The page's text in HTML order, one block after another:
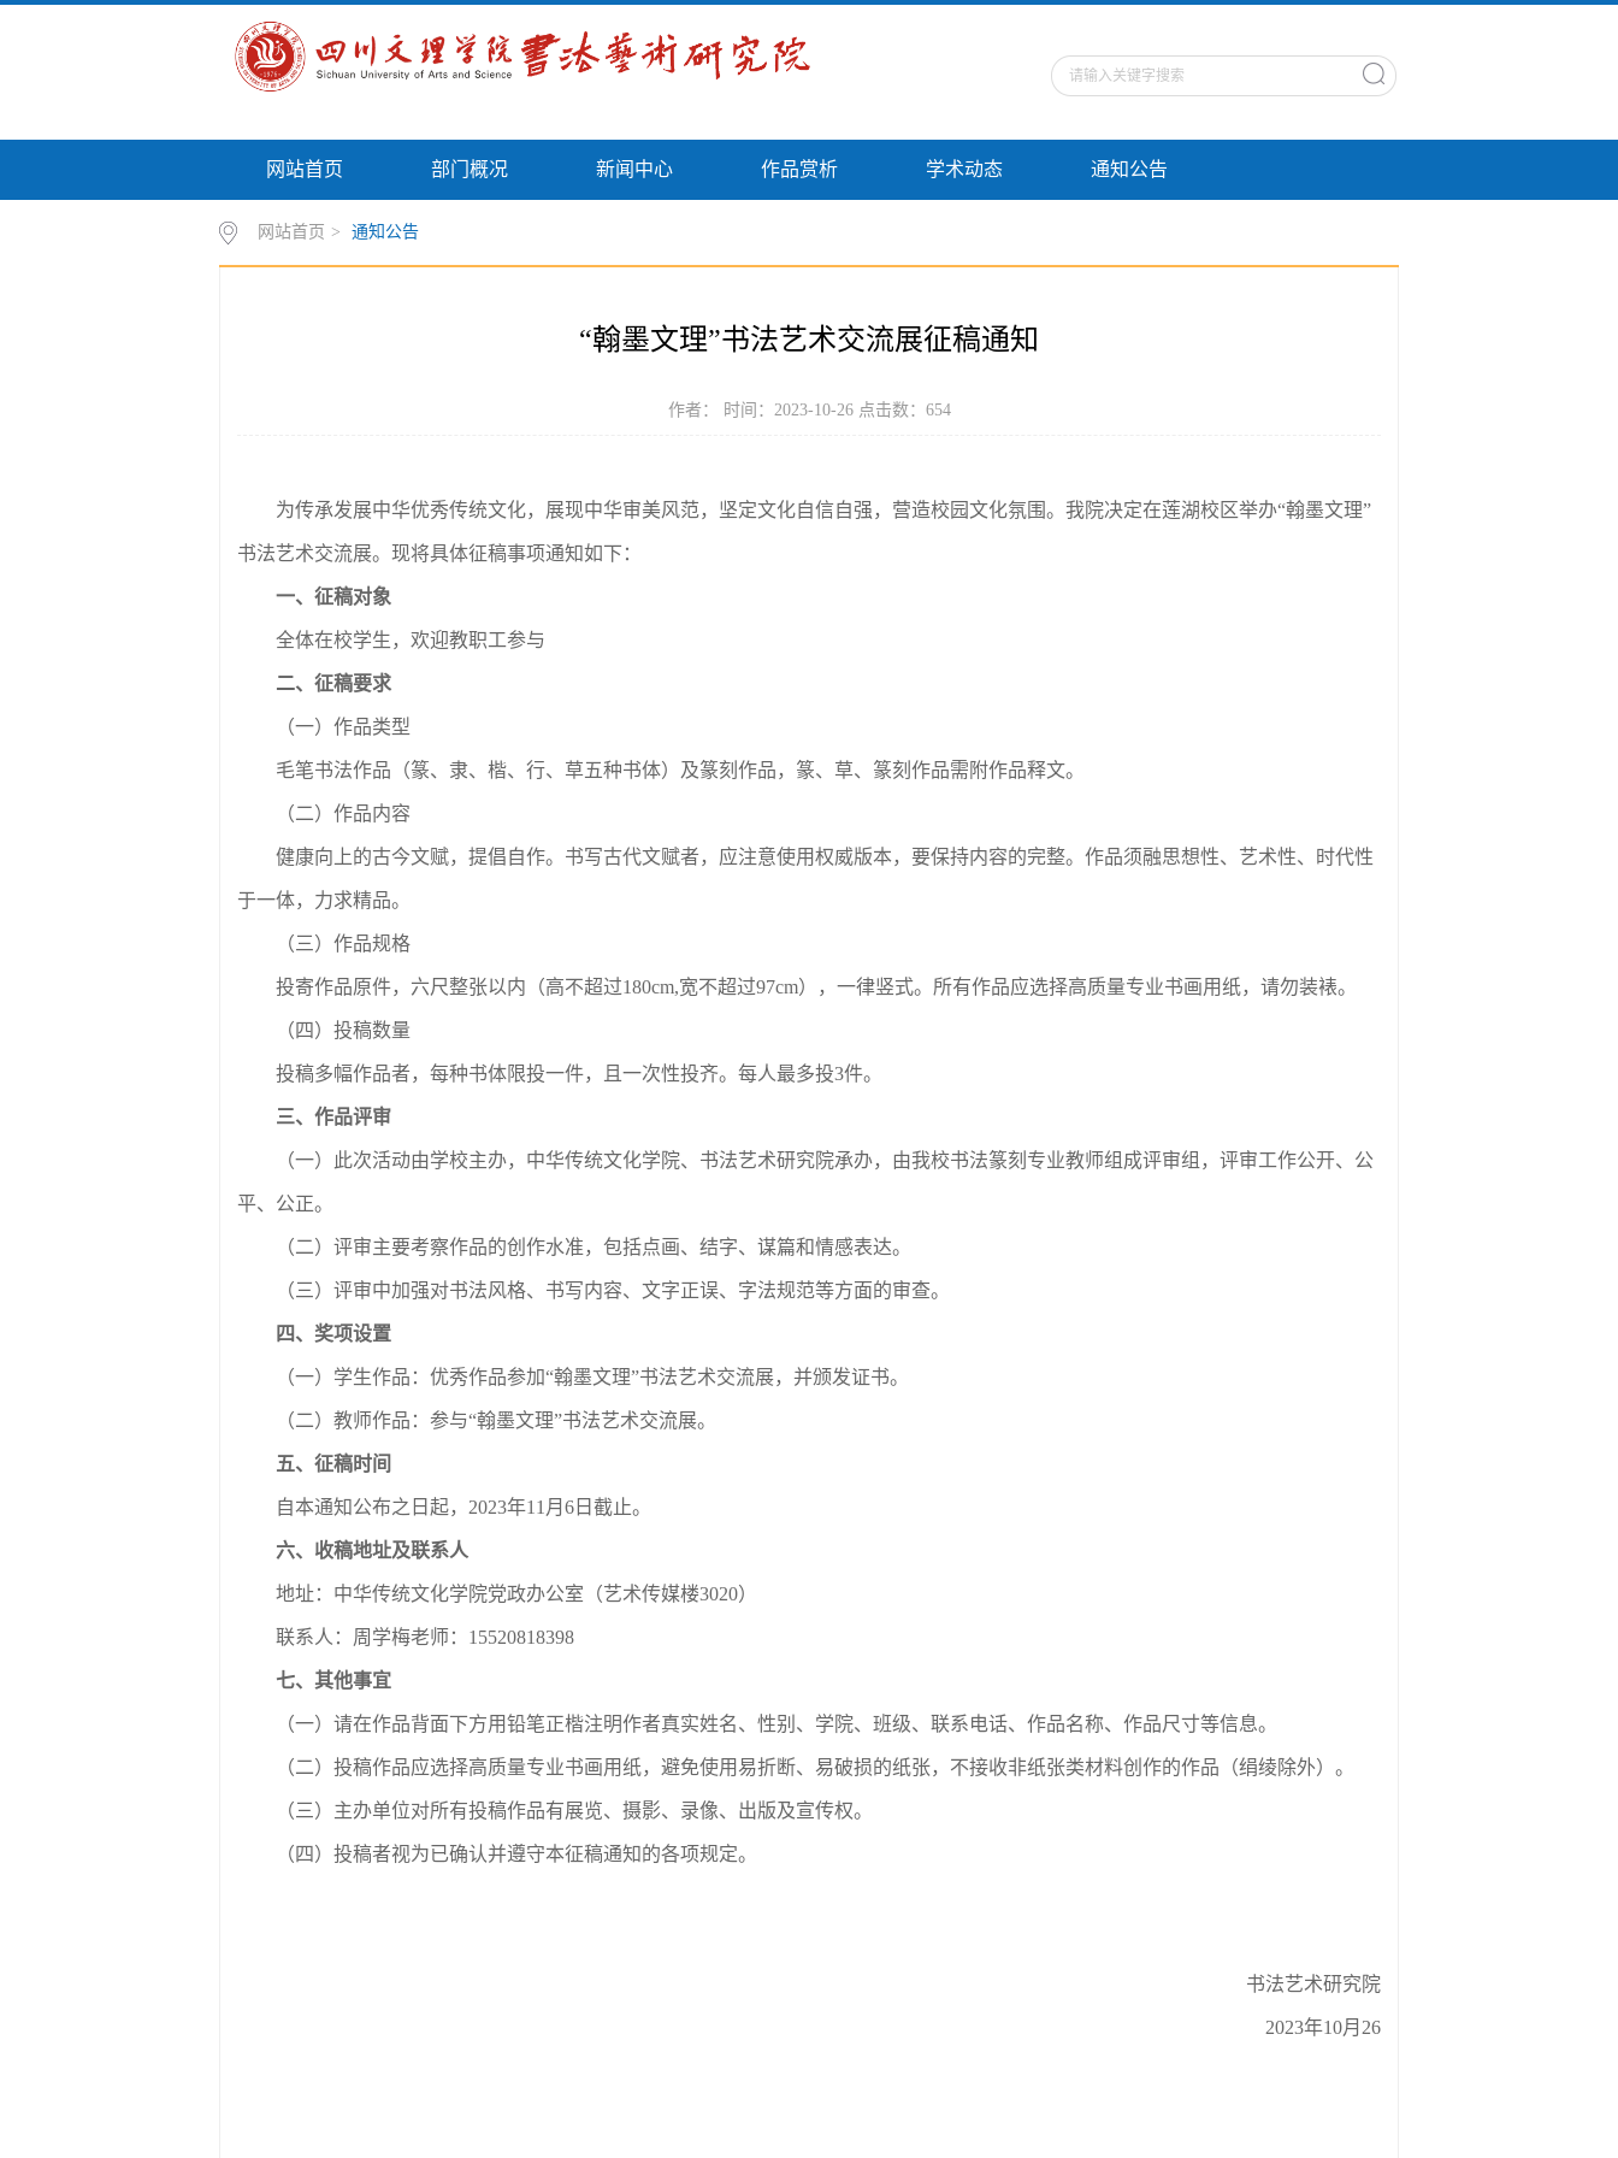
网站首页 部门概况 新闻中心 作品赏析 学术动态 通知公告
网站首页 > 通知公告
“翰墨文理”书法艺术交流展征稿通知
作者： 时间：2023-10-26 点击数： 654
为传承发展中华优秀传统文化，展现中华审美风范，坚定文化自信自强，营造校园文化氛围。我院决定在莲湖校区举办“翰墨文理”
书法艺术交流展。现将具体征稿事项通知如下：
一、征稿对象
全体在校学生，欢迎教职工参与
二、征稿要求
（一）作品类型
毛笔书法作品（篆、隶、楷、行、草五种书体）及篆刻作品，篆、草、篆刻作品需附作品释文。
（二）作品内容
健康向上的古今文赋，提倡自作。书写古代文赋者，应注意使用权威版本，要保持内容的完整。作品须融思想性、艺术性、时代性
于一体，力求精品。
（三）作品规格
投寄作品原件，六尺整张以内（高不超过180cm,宽不超过97cm），一律竖式。所有作品应选择高质量专业书画用纸，请勿装裱。
（四）投稿数量
投稿多幅作品者，每种书体限投一件，且一次性投齐。每人最多投3件。
三、作品评审
（一）此次活动由学校主办，中华传统文化学院、书法艺术研究院承办，由我校书法篆刻专业教师组成评审组，评审工作公开、公
平、公正。
（二）评审主要考察作品的创作水准，包括点画、结字、谋篇和情感表达。
（三）评审中加强对书法风格、书写内容、文字正误、字法规范等方面的审查。
四、奖项设置
（一）学生作品：优秀作品参加“翰墨文理”书法艺术交流展，并颁发证书。
（二）教师作品：参与“翰墨文理”书法艺术交流展。
五、征稿时间
自本通知公布之日起，2023年11月6日截止。
六、收稿地址及联系人
地址：中华传统文化学院党政办公室（艺术传媒楼3020）
联系人：周学梅老师：15520818398
七、其他事宜
（一）请在作品背面下方用铅笔正楷注明作者真实姓名、性别、学院、班级、联系电话、作品名称、作品尺寸等信息。
（二）投稿作品应选择高质量专业书画用纸，避免使用易折断、易破损的纸张，不接收非纸张类材料创作的作品（绢绫除外）。
（三）主办单位对所有投稿作品有展览、摄影、录像、出版及宣传权。
（四）投稿者视为已确认并遵守本征稿通知的各项规定。
书法艺术研究院
2023年10月26